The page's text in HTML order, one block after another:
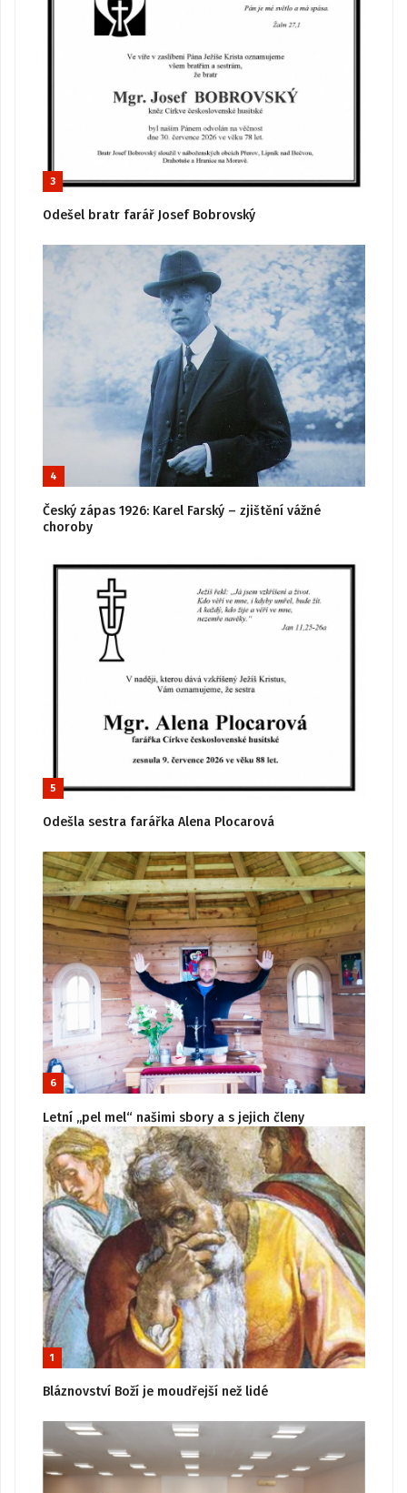
3
Odešel bratr farář Josef Bobrovský
4
Český zápas 1926: Karel Farský – zjištění vážné
choroby
5
Odešla sestra farářka Alena Plocarová
6
Letní „pel mel“ našimi sbory a s jejich členy
1
Bláznovství Boží je moudřejší než lidé